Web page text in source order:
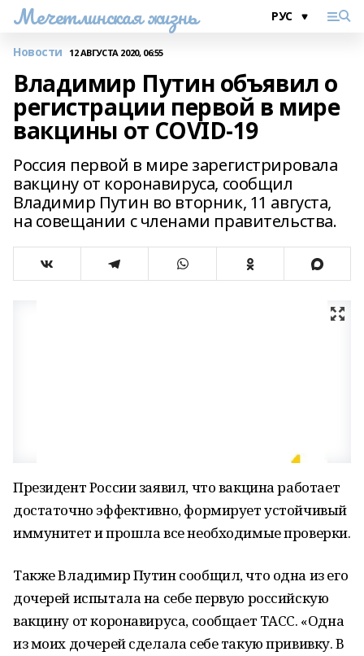
Мечетлинская жизнь
Новости 12 АВГУСТА 2020, 06:55
Владимир Путин объявил о
регистрации первой в мире
вакцины от COVID-19
Россия первой в мире зарегистрировала
вакцину от коронавируса, сообщил
Владимир Путин во вторник, 11 августа,
на совещании с членами правительства.
Президент России заявил, что вакцина работает
достаточно эффективно, формирует устойчивый
иммунитет и прошла все необходимые проверки.
Также Владимир Путин сообщил, что одна из его
дочерей испытала на себе первую российскую
вакцину от коронавируса, сообщает ТАСС. «Одна
из моих дочерей сделала себе такую прививку. В